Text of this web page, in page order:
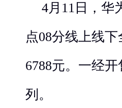
4月11 日，华
点08分线上线
6788元。 一经开
列。